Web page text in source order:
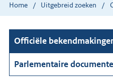
Home Uitgebreid zoeken
Officiële
Parlementaire